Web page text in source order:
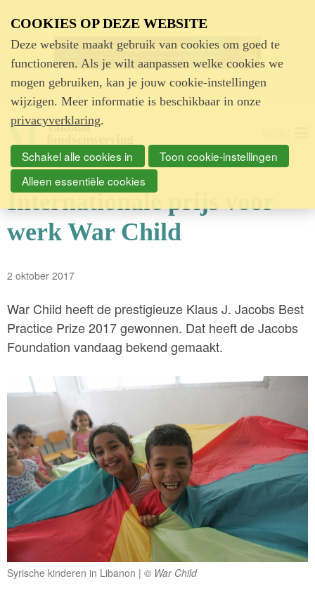
Advertentie
Internationale prijs voor
werk War Child
2 oktober 2017
War Child heeft de prestigieuze Klaus J. Jacobs Best
Practice Prize 2017 gewonnen. Dat heeft de Jacobs
Foundation vandaag bekend gemaakt.
Syrische kinderen in Libanon © War Child
COOKIES OP DEZE WEBSITE
Deze website maakt gebruik van cookies om goed te
functioneren. Als je wilt aanpassen welke cookies we
mogen gebruiken, kan je jouw cookie-instellingen
wijzigen. Meer informatie is beschikbaar in onze
privacyverklaring.
Schakel alle cookies in
Toon cookie-instellingen
Alleen essentiële cookies